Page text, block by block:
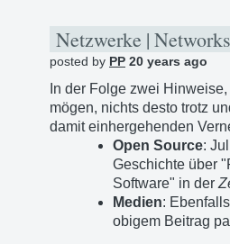
Netzwerke |
posted by PP 20 years ago
In der Folge zwei
mögen, nichts desto trotz
damit einhergehenden
Open Source:
Geschichte über
Software" in der
Medien:
obigem Beitrag